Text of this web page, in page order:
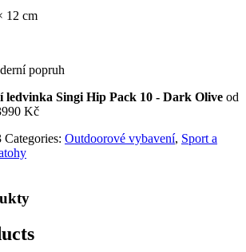
12 cm
popruh
ledvinka Singi Hip Pack 10 - Dark Olive od
Kč
Categories: Outdoorové vybavení, Sport a